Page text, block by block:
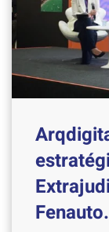
Fenauto.